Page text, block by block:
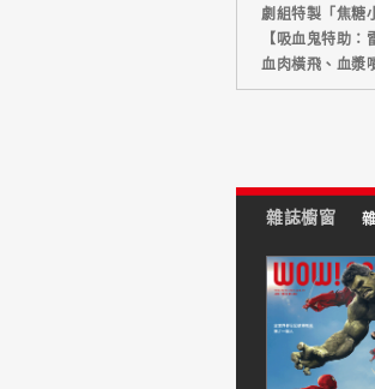
劇組特製「焦糖
【吸血鬼特助
血肉橫飛、血漿
雜誌櫥窗